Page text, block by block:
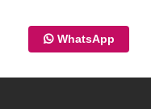
WhatsApp